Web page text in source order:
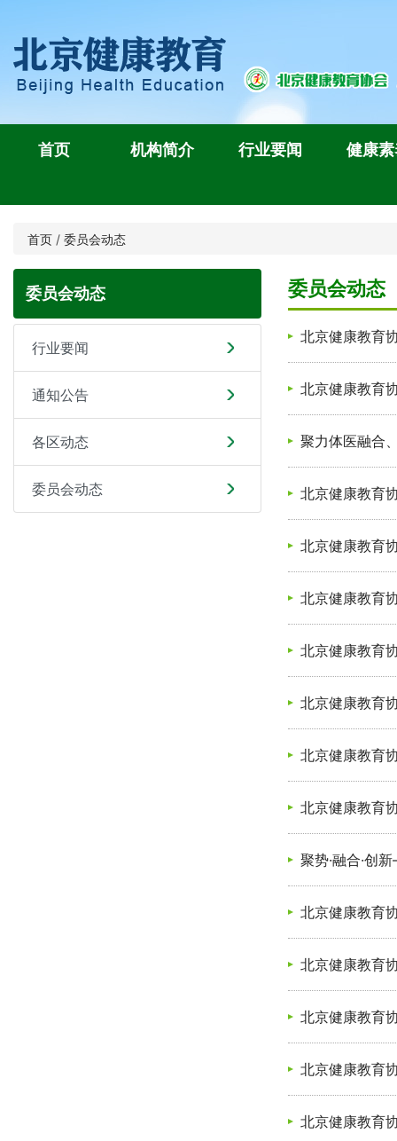
首页 机构简介 行业要闻 健康
首页 / 委员会动态
委员会动态
行业要闻
通知公告
各区动态
委员会动态
委员会动态
北京健康教育
北京健康教育
聚力体医融合
北京健康教育
北京健康教育
北京健康教育
北京健康教育
北京健康教育
北京健康教育
北京健康教育
聚势·融合·创
北京健康教育
北京健康教育
北京健康教育
北京健康教育
北京健康教育